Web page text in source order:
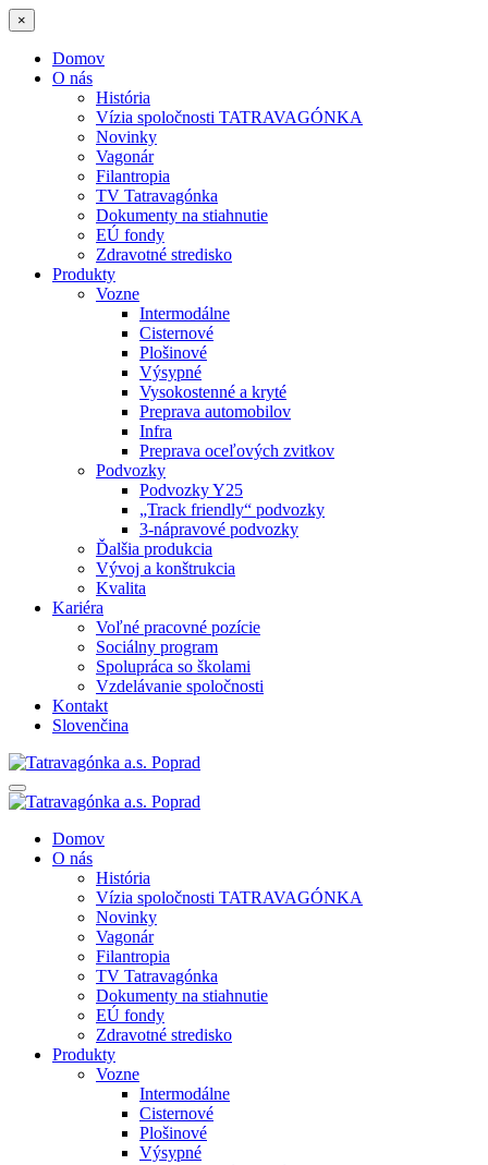
×
Domov
O nás
História
Vízia spoločnosti TATRAVAGÓNKA
Novinky
Vagonár
Filantropia
TV Tatravagónka
Dokumenty na stiahnutie
EÚ fondy
Zdravotné stredisko
Produkty
Vozne
Intermodálne
Cisternové
Plošinové
Výsypné
Vysokostenné a kryté
Preprava automobilov
Infra
Preprava oceľových zvitkov
Podvozky
Podvozky Y25
„Track friendly“ podvozky
3-nápravové podvozky
Ďalšia produkcia
Vývoj a konštrukcia
Kvalita
Kariéra
Voľné pracovné pozície
Sociálny program
Spolupráca so školami
Vzdelávanie spoločnosti
Kontakt
Slovenčina
Domov
O nás
História
Vízia spoločnosti TATRAVAGÓNKA
Novinky
Vagonár
Filantropia
TV Tatravagónka
Dokumenty na stiahnutie
EÚ fondy
Zdravotné stredisko
Produkty
Vozne
Intermodálne
Cisternové
Plošinové
Výsypné